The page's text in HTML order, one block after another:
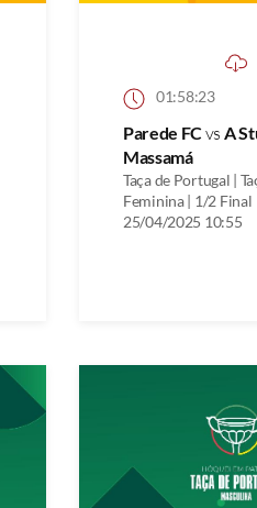
01:58:23
Parede FCvs A
Massamá
Taça de Portugal |
Feminina | 1/2 Final
25/04/2025 10:55